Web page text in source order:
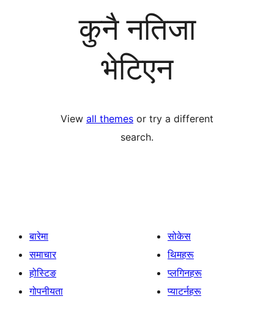
कुनै नतिजा
भेटिएन
View all themes or try a different
search.
बारेमा
समाचार
होस्टिङ
गोपनीयता
सोकेस
थिमहरू
प्लगिनहरू
प्याटर्नहरू